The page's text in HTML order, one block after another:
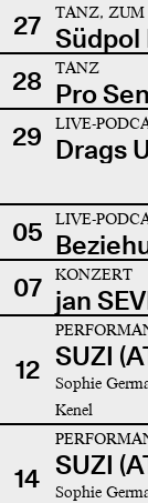
27 TANZ,
Südpol
28
TANZ
Pro
29
LIVE-
Drags
05 LIVE-
07
KONZERT
jan
12 SUZI
Sophie
Kenel
14 SUZI
Sophie